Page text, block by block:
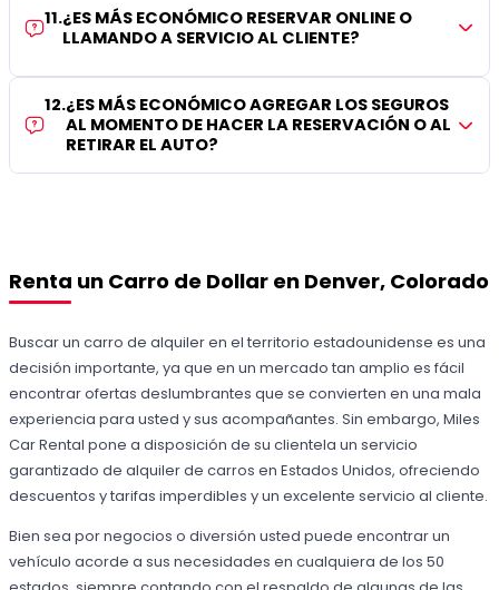
11.¿ES MÁS ECONÓMICO RESERVAR ONLINE O
LLAMANDO A SERVICIO AL CLIENTE?
12.¿ES MÁS ECONÓMICO AGREGAR LOS SEGUROS
AL MOMENTO DE HACER LA RESERVACIÓN O AL
RETIRAR EL AUTO?
Renta un Carro de Dollar en Denver, Colorado
Buscar un carro de alquiler en el territorio estadounidense es una
decisión importante, ya que en un mercado tan amplio es fácil
encontrar ofertas deslumbrantes que se convierten en una mala
experiencia para usted y sus acompañantes. Sin embargo, Miles
Car Rental pone a disposición de su clientela un servicio
garantizado de alquiler de carros en Estados Unidos, ofreciendo
descuentos y tarifas imperdibles y un excelente servicio al cliente.
Bien sea por negocios o diversión usted puede encontrar un
vehículo acorde a sus necesidades en cualquiera de los 50